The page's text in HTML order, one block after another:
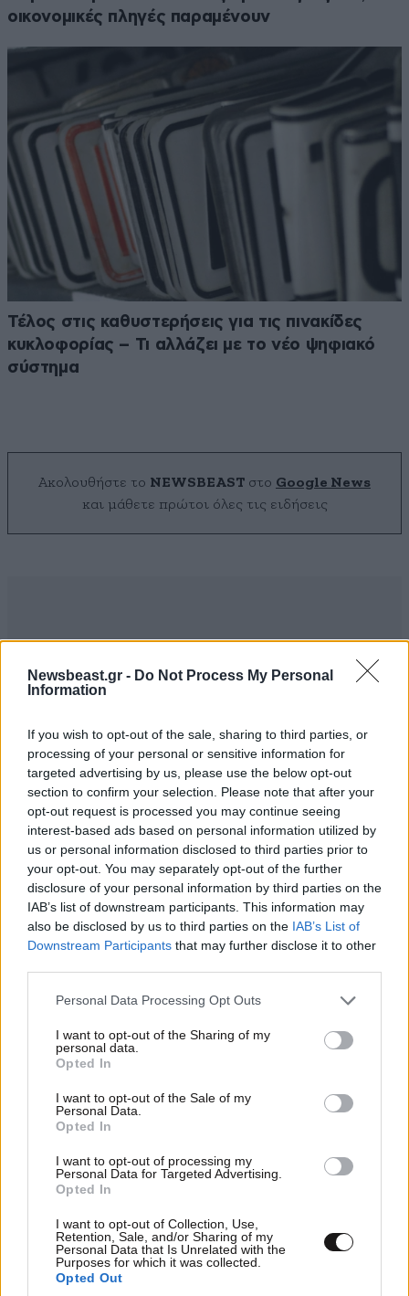
Newsbeast.gr - Do Not Process My Personal
Information
If you wish to opt-out of the sale, sharing to third parties, or
processing of your personal or sensitive information for
targeted advertising by us, please use the below opt-out
section to confirm your selection. Please note that after your
opt-out request is processed you may continue seeing
interest-based ads based on personal information utilized by
us or personal information disclosed to third parties prior to
your opt-out. You may separately opt-out of the further
disclosure of your personal information by third parties on the
IAB’s list of downstream participants. This information may
also be disclosed by us to third parties on the IAB’s List of
Downstream Participants that may further disclose it to other
Please note that this website/app uses one or more Google
not limited to your visit or usage behaviour. You may click to
grant or deny consent to Google and its third-party tags to
use your data for below specified purposes in below Google
consent section.
Personal Data Processing Opt Outs
I want to opt-out of the Sharing of my
personal data.
Opted In
I want to opt-out of the Sale of my
Personal Data.
Opted In
I want to opt-out of processing my
Personal Data for Targeted Advertising.
Opted In
I want to opt-out of Collection, Use,
Retention, Sale, and/or Sharing of my
Personal Data that Is Unrelated with the
Purposes for which it was collected.
Opted Out
οικονομικές πληγές παραμένουν
Τέλος στις καθυστερήσεις για τις πινακίδες
κυκλοφορίας – Τι αλλάζει με το νέο ψηφιακό
σύστημα
Ακολουθήστε το NEWSBEAST στο Google News
και μάθετε πρώτοι όλες τις ειδήσεις
4 ΣΧΌΛΙΑ ΑΝΑΓΝΩΣΤΏΝ
Διαβάστε και ακολουθήστε τους κανόνες σχολιασμού